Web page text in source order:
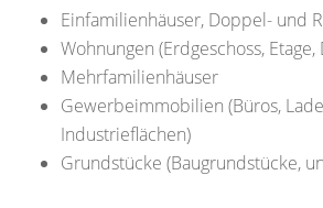
Einfamilienhäuser, Doppel- und
Wohnungen (Erdgeschoss, Etage,
Mehrfamilienhäuser
Gewerbeimmobilien (Büros,
Industrieflächen)
Grundstücke (Baugrundstücke,